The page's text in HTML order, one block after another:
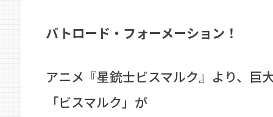
バトロード・フォーメーション！
アニメ『星銃士ビスマルク』より、巨
「ビスマルク」が